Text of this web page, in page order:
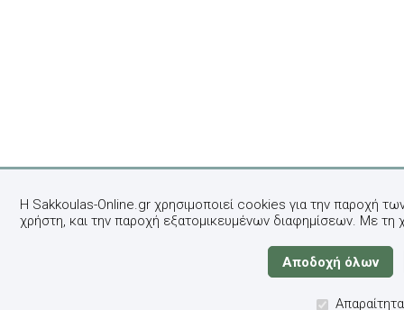
Η Sakkoulas-Online.gr χρησιμοποιεί cookies για την παροχή
χρήστη, και την παροχή εξατομικευμένων διαφημίσεων. Με